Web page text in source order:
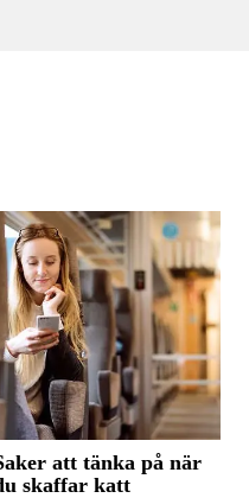
att tänka på när
skaffar katt